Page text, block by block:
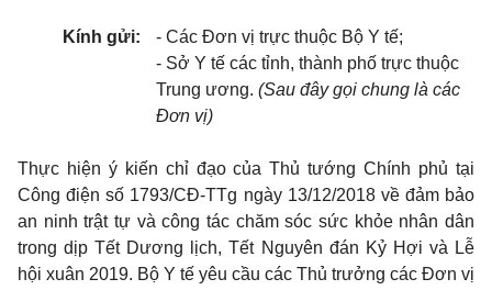
Kính gửi:
- Các Đơn vị trực thuộc Bộ Y tế;
- Sở Y tế các tỉnh, thành phố trực thuộc
Trung ương.(Sau đây gọi chung là các
Đơn vị)
Thực hiện ý kiến chỉ đạo của Thủ tướng Chính phủ tại
Công điện số 1793/CĐ-TTg ngày 13/12/2018 về đảm bảo
an ninh trật tự và công tác chăm sóc sức khỏe nhân dân
trong dịp Tết Dương lịch, Tết Nguyên đán Kỷ Hợi và Lễ
hội xuân 2019. Bộ Y tế yêu cầu các Thủ trưởng các Đơn vị